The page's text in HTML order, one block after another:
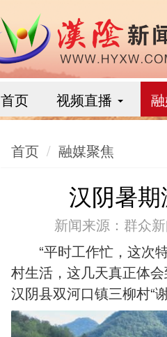
首页 视频直播
首页 融媒聚焦
汉阴暑期
新闻来源：群众
“平时工作忙，这次
村生活，这几天真正体
汉阴县双河口镇三柳村“